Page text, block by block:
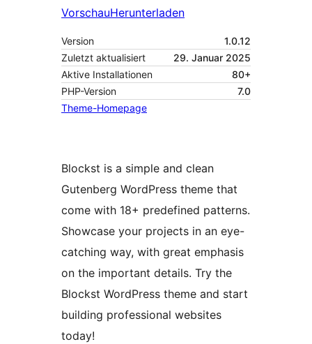
VorschauHerunterladen
Version
1.0.12
Zuletzt aktualisiert
29. Januar 2025
Aktive Installationen
80+
PHP-Version
7.0
Theme-Homepage
Blockst is a simple and clean
Gutenberg WordPress theme that
come with 18+ predefined patterns.
Showcase your projects in an eye-
catching way, with great emphasis
on the important details. Try the
Blockst WordPress theme and start
building professional websites
today!